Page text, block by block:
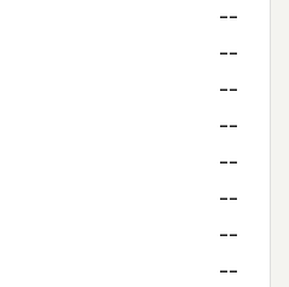
--
--
--
--
--
--
--
--